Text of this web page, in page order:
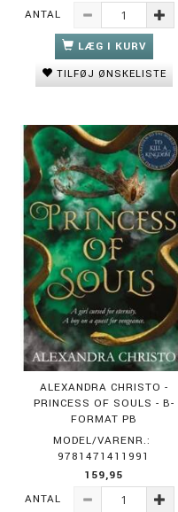
ANTAL
LÆG I KURV
TILFØJ ØNSKELISTE
ALEXANDRA CHRISTO -
PRINCESS OF SOULS - B-
FORMAT PB
MODEL/VARENR.:
9781471411991
159,95
ANTAL